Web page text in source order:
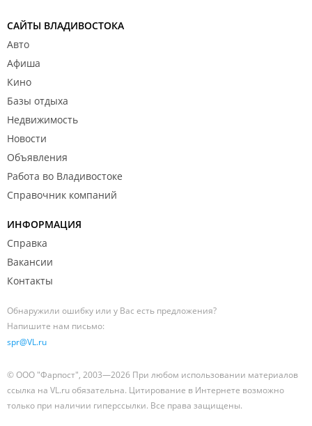
САЙТЫ ВЛАДИВОСТОКА
Авто
Афиша
Кино
Базы отдыха
Недвижимость
Новости
Объявления
Работа во Владивостоке
Справочник компаний
ИНФОРМАЦИЯ
Справка
Вакансии
Контакты
Обнаружили ошибку или у Вас есть предложения?
Напишите нам письмо:
spr@VL.ru
© ООО "Фарпост", 2003—2026 При любом использовании материалов
ссылка на VL.ru обязательна. Цитирование в Интернете возможно
только при наличии гиперссылки. Все права защищены.